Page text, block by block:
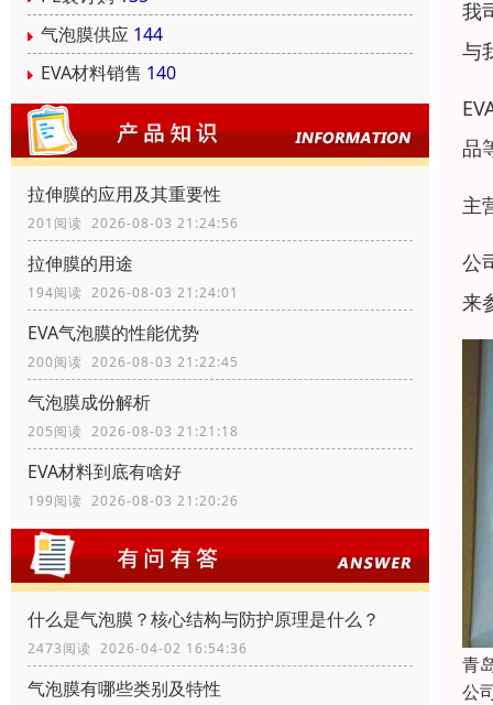
气泡膜供应 144
EVA材料销售 140
拉伸膜的应用及其重要性
201阅读 2026-08-03 21:24:56
拉伸膜的用途
194阅读 2026-08-03 21:24:01
EVA气泡膜的性能优势
200阅读 2026-08-03 21:22:45
气泡膜成份解析
205阅读 2026-08-03 21:21:18
EVA材料到底有啥好
199阅读 2026-08-03 21:20:26
什么是气泡膜？核心结构与防护原理是什么？
2473阅读 2026-04-02 16:54:36
气泡膜有哪些类别及特性
我
与
品
主
公
来
青
公